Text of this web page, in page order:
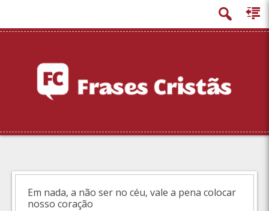
Em nada, a não ser no céu, vale a pena colocar
nosso coração